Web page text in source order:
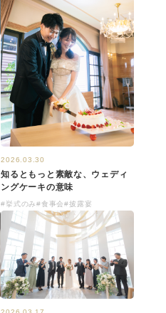
2026.03.30
知るともっと素敵な、ウェディ
ングケーキの意味
#挙式のみ#食事会#披露宴